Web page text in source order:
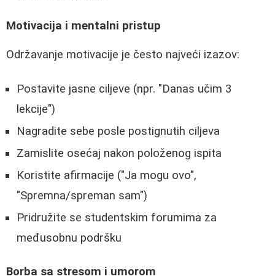
Motivacija i mentalni pristup
Održavanje motivacije je često najveći izazov:
Postavite jasne ciljeve (npr. "Danas učim 3
lekcije")
Nagradite sebe posle postignutih ciljeva
Zamislite osećaj nakon položenog ispita
Koristite afirmacije ("Ja mogu ovo",
"Spremna/spreman sam")
Pridružite se studentskim forumima za
međusobnu podršku
Borbа sa stresom i umorom